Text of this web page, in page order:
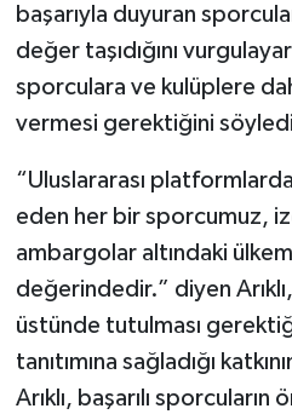
başarıyla duyuran
değer taşıdığını
sporculara ve kulüplere
vermesi gerektiğini
“Uluslararası
eden her bir sporcumuz,
ambargolar altındaki
değerindedir.” diyen Arıklı,
üstünde tutulması
tanıtımına sağladığı
Arıklı, başarılı